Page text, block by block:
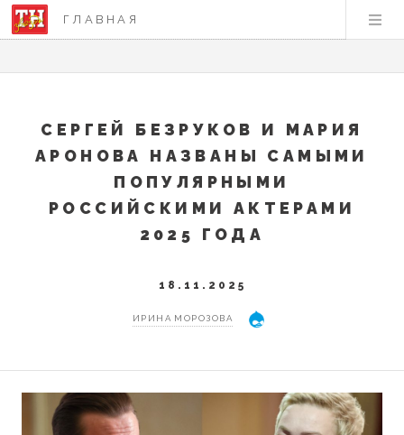
ГЛАВНАЯ
СЕРГЕЙ БЕЗРУКОВ И МАРИЯ
АРОНОВА НАЗВАНЫ САМЫМИ
ПОПУЛЯРНЫМИ
РОССИЙСКИМИ АКТЕРАМИ
2025 ГОДА
18.11.2025
ИРИНА МОРОЗОВА